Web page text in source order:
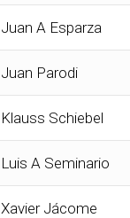
Juan A Esparza
Juan Parodi
Klauss Schiebel
Luis A Seminario
Xavier Jácome